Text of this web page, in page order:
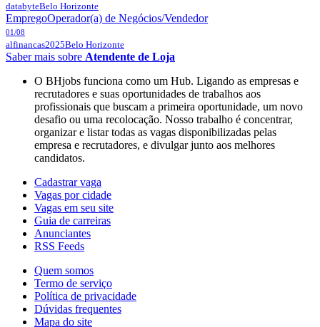
databyteBelo Horizonte
EmpregoOperador(a) de Negócios/Vendedor
01/08
alfinancas2025Belo Horizonte
Saber mais sobre Atendente de Loja
O BHjobs funciona como um Hub. Ligando as empresas e
recrutadores e suas oportunidades de trabalhos aos
profissionais que buscam a primeira oportunidade, um novo
desafio ou uma recolocação. Nosso trabalho é concentrar,
organizar e listar todas as vagas disponibilizadas pelas
empresa e recrutadores, e divulgar junto aos melhores
candidatos.
Cadastrar vaga
Vagas por cidade
Vagas em seu site
Guia de carreiras
Anunciantes
RSS Feeds
Quem somos
Termo de serviço
Política de privacidade
Dúvidas frequentes
Mapa do site